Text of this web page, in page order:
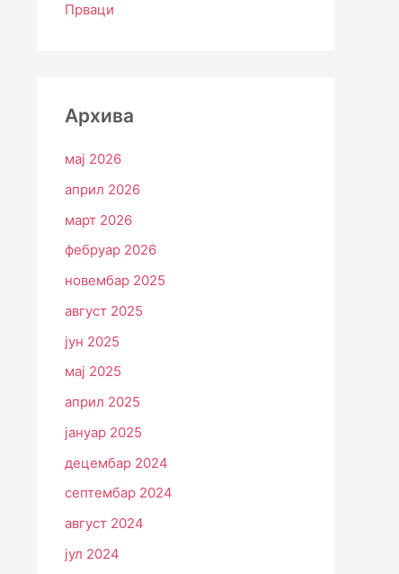
Прваци
Архива
мај 2026
април 2026
март 2026
фебруар 2026
новембар 2025
август 2025
јун 2025
мај 2025
април 2025
јануар 2025
децембар 2024
септембар 2024
август 2024
јул 2024